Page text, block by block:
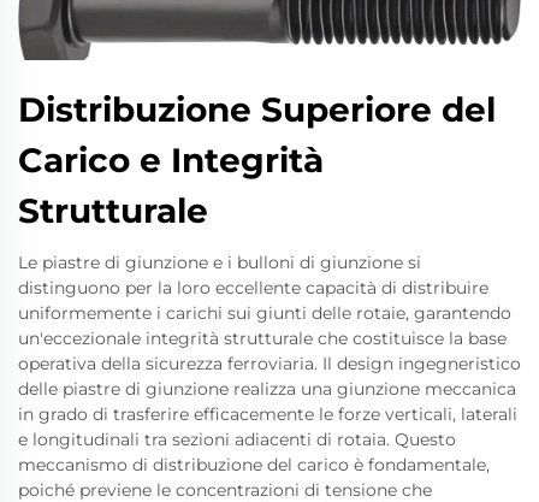
Distribuzione Superiore del
Carico e Integrità
Strutturale
Le piastre di giunzione e i bulloni di giunzione si
distinguono per la loro eccellente capacità di distribuire
uniformemente i carichi sui giunti delle rotaie, garantendo
un'eccezionale integrità strutturale che costituisce la base
operativa della sicurezza ferroviaria. Il design ingegneristico
delle piastre di giunzione realizza una giunzione meccanica
in grado di trasferire efficacemente le forze verticali, laterali
e longitudinali tra sezioni adiacenti di rotaia. Questo
meccanismo di distribuzione del carico è fondamentale,
poiché previene le concentrazioni di tensione che